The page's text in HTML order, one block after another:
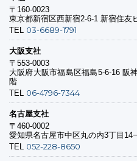
〒160-0023
東京都新宿区西新宿2-6-1 新宿住友
TEL 03-6689-1791
大阪支社
〒553-0003
大阪府大阪市福島区福島5-6-16 阪
階
TEL 06-4796-7344
名古屋支社
〒460-0002
愛知県名古屋市中区丸の内3丁目
TEL 052-228-8650